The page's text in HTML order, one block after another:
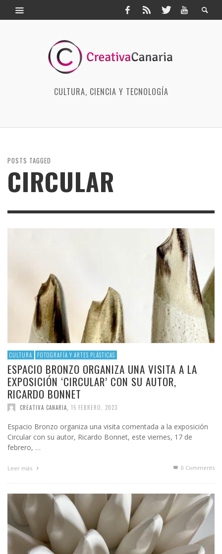
CULTURA, CIENCIA Y TECNOLOGÍA
POSTS TAGGED
CIRCULAR
CULTURA FOTOGRAFÍA Y ARTES PLÁSTICAS
ESPACIO BRONZO ORGANIZA UNA VISITA A LA
EXPOSICIÓN ‘CIRCULAR’ CON SU AUTOR,
RICARDO BONNET
CREATIVA CANARIA 15 FEBRERO, 2023
Espacio Bronzo organiza una visita comentada a la exposición
Circular con su autor, Ricardo Bonnet, este viernes, 17 de
febrero, …
Leer más 0 Comments